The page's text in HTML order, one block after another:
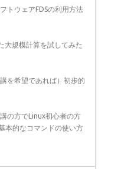
トウェアFDSの利用方法
大規模計算を試してみた
を希望であれば）初歩的
の方でLinux初心者の方
本的なコマンドの使い方